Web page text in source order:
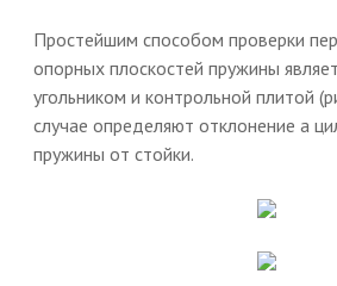
Простейшим способом проверки
опорных плоскостей пружины
угольником и контрольной плитой
случае определяют отклонение а
пружины от стойки.